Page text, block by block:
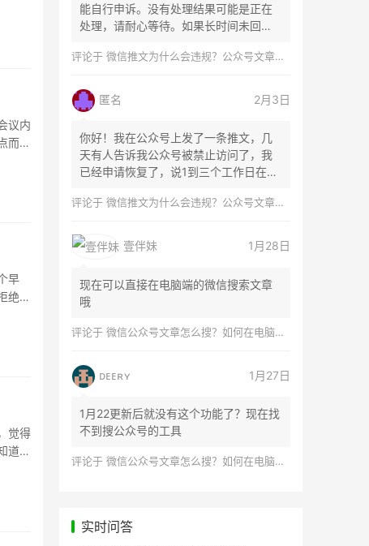
议内
而归
早
绝同
觉得
道又
能自行申诉。没有处理结果可能是正在
处理，请耐心等待。如果长时间未回
评论于 微信推文为什么会违规？公众号文章怎么检测是否违规？
匿名 2月3日
你好！我在公众号上发了一条推文，几
天有人告诉我公众号被禁止访问了，我
已经申请恢复了，说1到三个工作日在微
评论于 微信推文为什么会违规？公众号文章怎么检测是否违规？
壹伴妹 1月28日
现在可以直接在电脑端的微信搜索文章
哦
评论于 微信公众号文章怎么搜？如何在电脑上搜索公众号文章？
ᴅᴇᴇʀʏ 1月27日
1月22更新后就没有这个功能了？现在找
不到搜公众号的工具
评论于 微信公众号文章怎么搜？如何在电脑上搜索公众号文章？
实时问答